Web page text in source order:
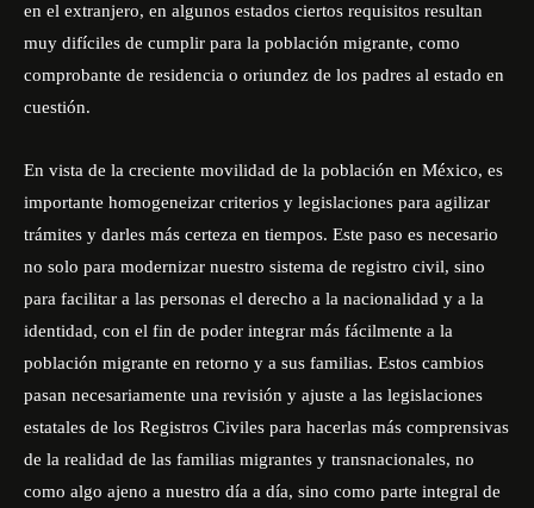
en el extranjero, en algunos estados ciertos requisitos resultan
muy difíciles de cumplir para la población migrante, como
comprobante de residencia o oriundez de los padres al estado en
cuestión.
En vista de la creciente movilidad de la población en México, es
importante homogeneizar criterios y legislaciones para agilizar
trámites y darles más certeza en tiempos. Este paso es necesario
no solo para modernizar nuestro sistema de registro civil, sino
para facilitar a las personas el derecho a la nacionalidad y a la
identidad, con el fin de poder integrar más fácilmente a la
población migrante en retorno y a sus familias. Estos cambios
pasan necesariamente una revisión y ajuste a las legislaciones
estatales de los Registros Civiles para hacerlas más comprensivas
de la realidad de las familias migrantes y transnacionales, no
como algo ajeno a nuestro día a día, sino como parte integral de